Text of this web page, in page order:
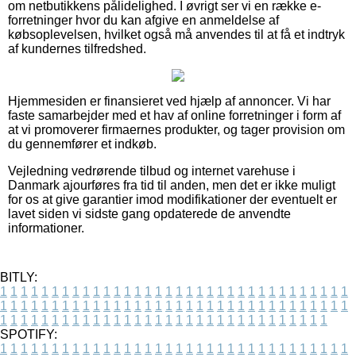
om netbutikkens pålidelighed. I øvrigt ser vi en række e-
forretninger hvor du kan afgive en anmeldelse af
købsoplevelsen, hvilket også må anvendes til at få et indtryk
af kundernes tilfredshed.
Hjemmesiden er finansieret ved hjælp af annoncer. Vi har
faste samarbejder med et hav af online forretninger i form af
at vi promoverer firmaernes produkter, og tager provision om
du gennemfører et indkøb.
Vejledning vedrørende tilbud og internet varehuse i
Danmark ajourføres fra tid til anden, men det er ikke muligt
for os at give garantier imod modifikationer der eventuelt er
lavet siden vi sidste gang opdaterede de anvendte
informationer.
BITLY:
1 1 1 1 1 1 1 1 1 1 1 1 1 1 1 1 1 1 1 1 1 1 1 1 1 1 1 1 1 1 1 1 1 1
1 1 1 1 1 1 1 1 1 1 1 1 1 1 1 1 1 1 1 1 1 1 1 1 1 1 1 1 1 1 1 1 1 1
1 1 1 1 1 1 1 1 1 1 1 1 1 1 1 1 1 1 1 1 1 1 1 1 1 1 1 1 1 1 1 1
SPOTIFY:
1 1 1 1 1 1 1 1 1 1 1 1 1 1 1 1 1 1 1 1 1 1 1 1 1 1 1 1 1 1 1 1 1 1